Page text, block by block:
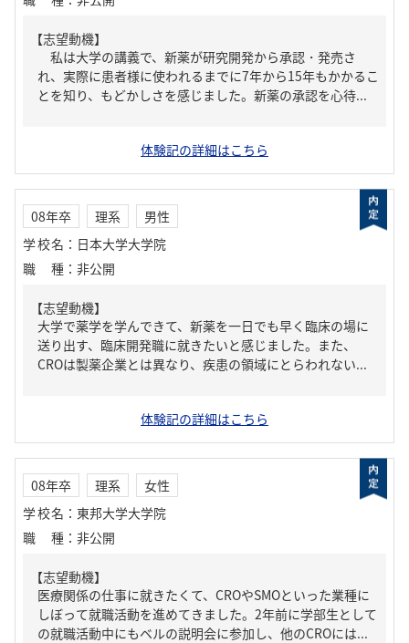
【志望動機】
私は大学の講義で、新薬が研究開発から承認・発売さ
れ、実際に患者様に使われるまでに7年から15年もかかるこ
とを知り、もどかしさを感じました。新薬の承認を心待...
体験記の詳細はこちら
08年卒 理系
男性
学校名 ： 日本大学大学院
職種 ： 非公開
【志望動機】
大学で薬学を学んできて、新薬を一日でも早く臨床の場に
送り出す、臨床開発職に就きたいと感じました。また、
CROは製薬企業とは異なり、疾患の領域にとらわれない...
体験記の詳細はこちら
08年卒 理系
女性
学校名 ： 東邦大学大学院
職種 ： 非公開
【志望動機】
医療関係の仕事に就きたくて、CROやSMOといった業種に
しぼって就職活動を進めてきました。2年前に学部生として
の就職活動中にもベルの説明会に参加し、他のCROには...